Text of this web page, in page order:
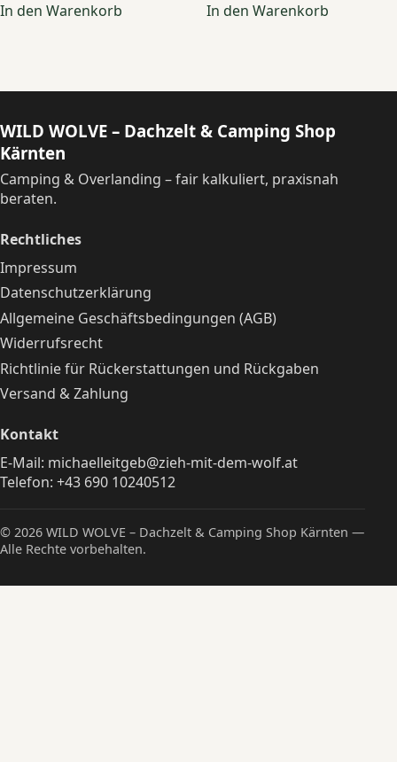
In den Warenkorb In den Warenkorb
WILD WOLVE – Dachzelt & Camping Shop
Kärnten
Camping & Overlanding – fair kalkuliert, praxisnah
beraten.
Rechtliches
Impressum
Datenschutzerklärung
Allgemeine Geschäftsbedingungen (AGB)
Widerrufsrecht
Richtlinie für Rückerstattungen und Rückgaben
Versand & Zahlung
Kontakt
E-Mail: michaelleitgeb@zieh-mit-dem-wolf.at
Telefon: +43 690 10240512
© 2026 WILD WOLVE – Dachzelt & Camping Shop Kärnten —
Alle Rechte vorbehalten.